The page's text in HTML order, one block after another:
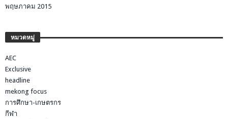
พฤษภาคม 2015
หมวดหมู่
AEC
Exclusive
headline
mekong focus
การศึกษา-เกษตรกร
กีฬา